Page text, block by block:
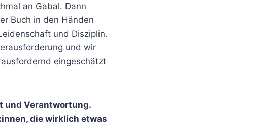
an Gabal. Dann
Buch in den Händen
und Disziplin.
und wir
eingeschätzt
und Verantwortung.
die wirklich etwas